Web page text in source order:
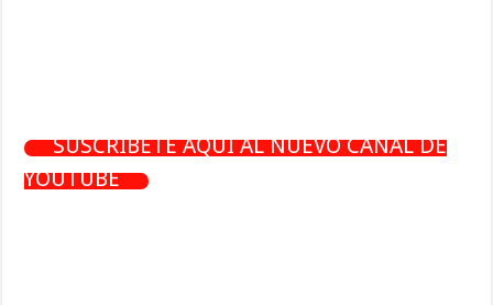
SUSCRÍBETE AQUÍ AL NUEVO CANAL DE
YOUTUBE